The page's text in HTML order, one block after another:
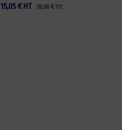
15,05 € 18,06 € TTC
HT